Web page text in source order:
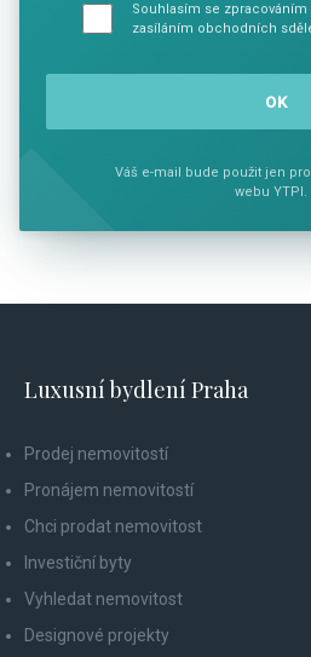
Souhlasím se
zasíláním obchodních
Váš e-mail bude použit jen
webu YTPI.
Luxusní bydlení Praha
Prodej nemovitostí
Pronájem nemovitostí
Chci prodat nemovitost
Investiční byty
Vyhledat nemovitost
Designové projekty